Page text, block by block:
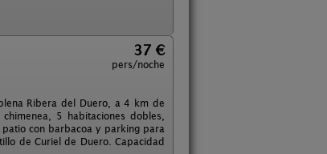
37 €
pers/noche
Ribera del Duero, a 4 km de
5 habitaciones dobles,
con barbacoa y parking para
de Curiel de Duero. Capacidad